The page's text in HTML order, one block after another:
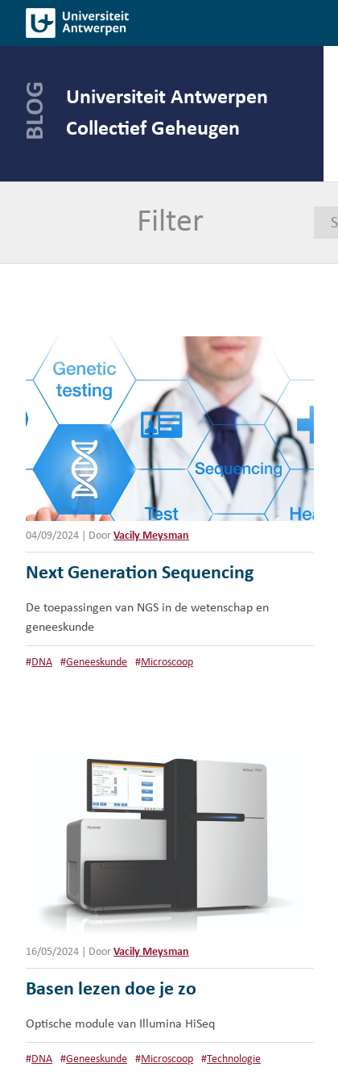
Spring
de
Universiteit Antwerpen
Collectief Geheugen
Filter
04/09/2024 Door Vacily Meysman
Next Generation Sequencing
De toepassingen van NGS in de wetenschap en
geneeskunde
#DNA #Geneeskunde #Microscoop
16/05/2024 Door Vacily Meysman
Basen lezen doe je zo
Optische module van Illumina HiSeq
#DNA #Geneeskunde #Microscoop #Technologie